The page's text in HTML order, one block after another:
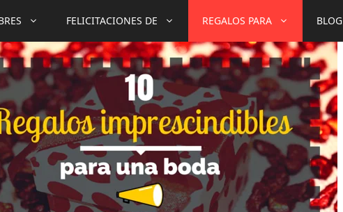
FELICITACIONES DE REGALOS PARA BLOG